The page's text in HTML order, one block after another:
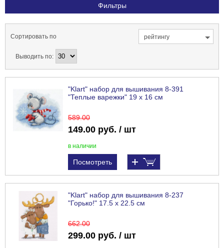
Фильтры
Сортировать по рейтингу
Выводить по:
"Klart" набор для вышивания 8-391
"Теплые варежки" 19 х 16 см
589.00
149.00 руб. / шт
в наличии
Посмотреть
"Klart" набор для вышивания 8-237
"Горько!" 17.5 х 22.5 см
662.00
299.00 руб. / шт